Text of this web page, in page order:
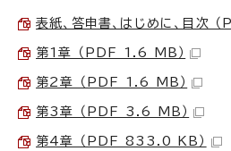
表紙、答申書、はじめに、目次
第1章 （PDF 1.6 MB）
第2章 （PDF 1.6 MB）
第3章 （PDF 3.6 MB）
第4章 （PDF 833.0 KB）